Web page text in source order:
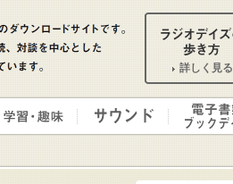
詳しく見る